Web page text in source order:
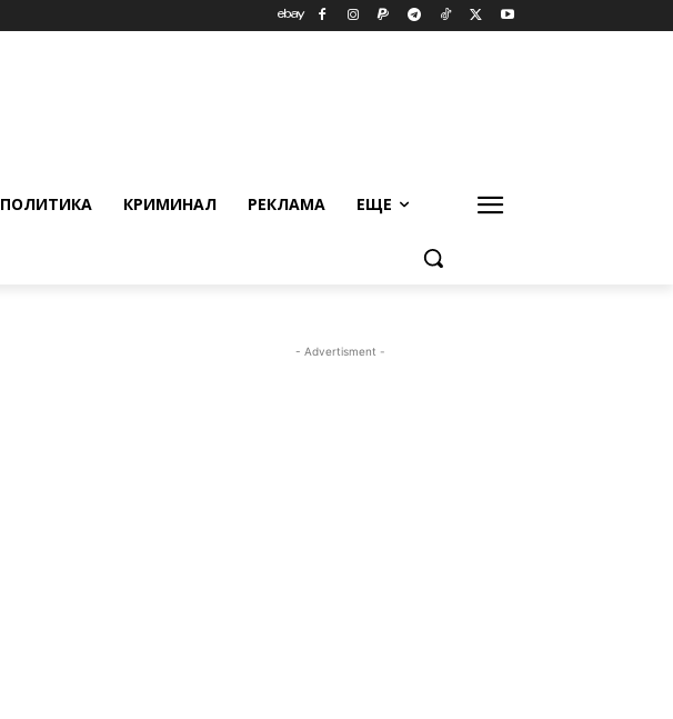
ПОЛИТИКА КРИМИНАЛ РЕКЛАМА ЕЩЕ
- Advertisment -